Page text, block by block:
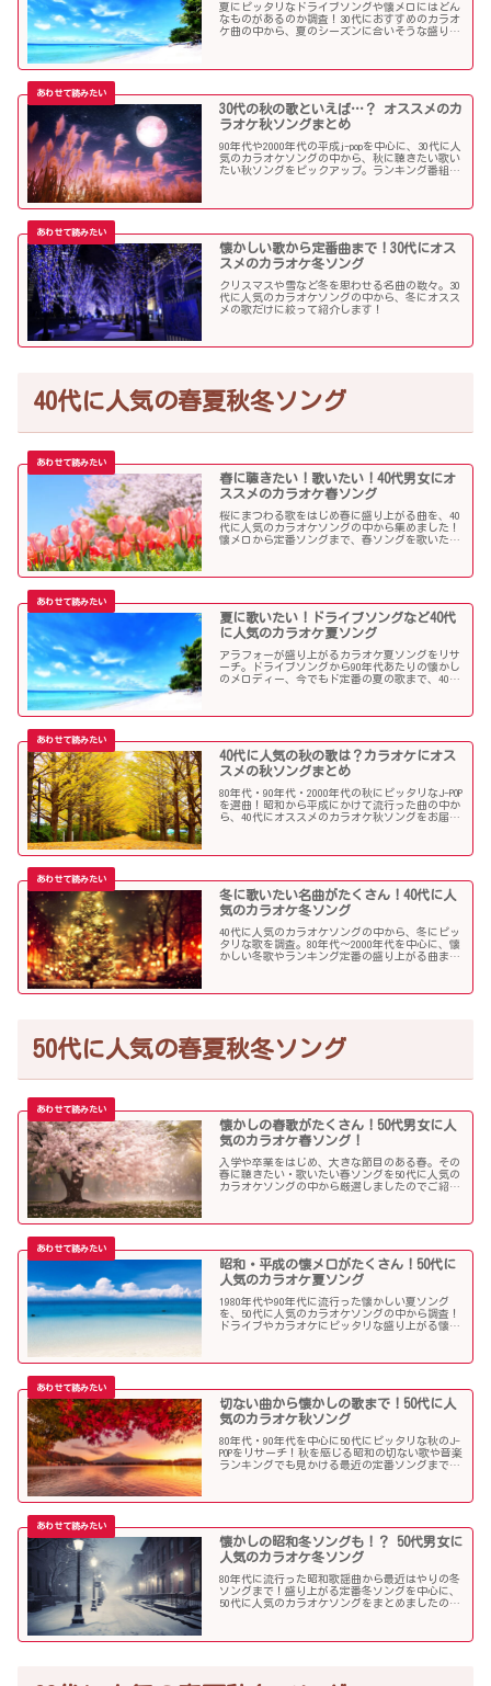
夏にピッタリなドライブソングや懐メロにはどん
なものがあるのか調査！30代におすすめのカラオ
ケ曲の中から、夏のシーズンに合いそうな盛り上
30代の秋の歌といえば…？ オススメのカ
ラオケ秋ソングまとめ
90年代や2000年代の平成j-popを中心に、30代に人
気のカラオケソングの中から、秋に聴きたい歌い
たい秋ソングをピックアップ。ランキング番組で
懐かしい歌から定番曲まで！30代にオス
スメのカラオケ冬ソング
クリスマスや雪など冬を思わせる名曲の数々。30
代に人気のカラオケソングの中から、冬にオスス
メの歌だけに絞って紹介します！
40代に人気の春夏秋冬ソング
春に聴きたい！歌いたい！40代男女にオ
ススメのカラオケ春ソング
桜にまつわる歌をはじめ春に盛り上がる曲を、40
代に人気のカラオケソングの中から集めました！
懐メロから定番ソングまで、春ソングを歌いたい
夏に歌いたい！ドライブソングなど40代
に人気のカラオケ夏ソング
アラフォーが盛り上がるカラオケ夏ソングをリサ
ーチ。ドライブソングから90年代あたりの懐かし
のメロディー、今でもド定番の夏の歌まで、40代
40代に人気の秋の歌は？カラオケにオス
スメの秋ソングまとめ
80年代・90年代・2000年代の秋にピッタリなJ-POP
を選曲！昭和から平成にかけて流行った曲の中か
ら、40代にオススメのカラオケ秋ソングをお届け
冬に歌いたい名曲がたくさん！40代に人
気のカラオケ冬ソング
40代に人気のカラオケソングの中から、冬にピッ
タリな歌を調査。80年代〜2000年代を中心に、懐
かしい冬歌やランキング定番の盛り上がる曲まで
50代に人気の春夏秋冬ソング
懐かしの春歌がたくさん！50代男女に人
気のカラオケ春ソング！
入学や卒業をはじめ、大きな節目のある春。その
春に聴きたい・歌いたい春ソングを50代に人気の
カラオケソングの中から厳選しましたのでご紹介
昭和・平成の懐メロがたくさん！50代に
人気のカラオケ夏ソング
1980年代や90年代に流行った懐かしい夏ソング
を、50代に人気のカラオケソングの中から調査！
ドライブやカラオケにピッタリな盛り上がる懐メ
切ない曲から懐かしの歌まで！50代に人
気のカラオケ秋ソング
80年代・90年代を中心に50代にピッタリな秋のJ-
POPをリサーチ！秋を感じる昭和の切ない歌や音楽
ランキングでも見かける最近の定番ソングまで、
懐かしの昭和冬ソングも！？ 50代男女に
人気のカラオケ冬ソング
80年代に流行った昭和歌謡曲から最近はやりの冬
ソングまで！盛り上がる定番冬ソングを中心に、
50代に人気のカラオケソングをまとめましたので